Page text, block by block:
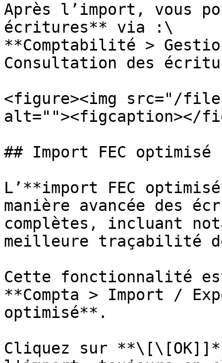
Après l’import, vous
écritures** via :\
**Comptabilité >
Consultation des
<figure><img src="/files/
alt=""><figcaption></
## Import FEC optimisé
L’**import FEC
manière avancée des
complètes, incluant
meilleure traçabilité
Cette fonctionnalité
**Compta > Import /
optimisé**.
Cliquez sur